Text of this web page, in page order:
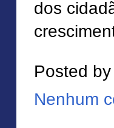
dos
Posted by
Nenhum